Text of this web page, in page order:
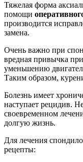
Тяжелая форма
помощи
производится
замена.
Очень важно при
вредная привычка
уменьшению
Таким образом,
Болезнь имеет
наступает рецидив.
своевременном
долгую жизнь.
Для лечения
рецепты: